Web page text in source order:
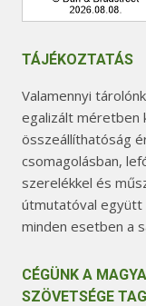
TÁJÉKOZTATÁS
Valamennyi
egalizált méretben
összeállíthatóság
csomagolásban,
szerelékkel és
útmutatóval együtt
minden esetben a
CÉGÜNK A
SZÖVETSÉGE